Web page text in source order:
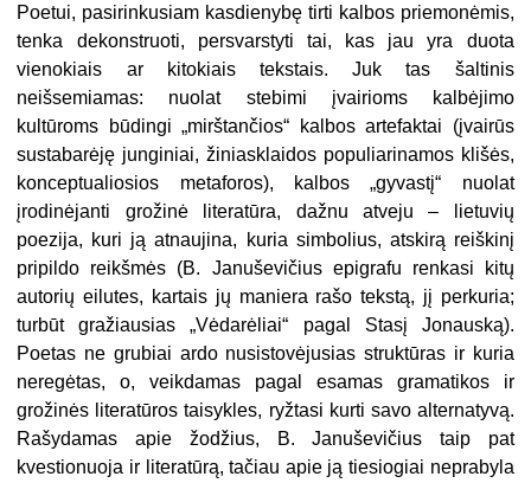
Poetui, pasirinkusiam kasdienybę tirti kalbos priemonėmis,
tenka dekonstruoti, persvarstyti tai, kas jau yra duota
vienokiais ar kitokiais tekstais. Juk tas šaltinis
neišsemiamas: nuolat stebimi įvairioms kalbėjimo
kultūroms būdingi „mirštančios“ kalbos artefaktai (įvairūs
sustabarėję junginiai, žiniasklaidos populiarinamos klišės,
konceptualiosios metaforos), kalbos „gyvastį“ nuolat
įrodinėjanti grožinė literatūra, dažnu atveju – lietuvių
poezija, kuri ją atnaujina, kuria simbolius, atskirą reiškinį
pripildo reikšmės (B. Januševičius epigrafu renkasi kitų
autorių eilutes, kartais jų maniera rašo tekstą, jį perkuria;
turbūt gražiausias „Vėdarėliai“ pagal Stasį Jonauską).
Poetas ne grubiai ardo nusistovėjusias struktūras ir kuria
neregėtas, o, veikdamas pagal esamas gramatikos ir
grožinės literatūros taisykles, ryžtasi kurti savo alternatyvą.
Rašydamas apie žodžius, B. Januševičius taip pat
kvestionuoja ir literatūrą, tačiau apie ją tiesiogiai neprabyla